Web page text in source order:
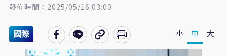
發佈時間：2025/05/16 03:00
國際 小 中 大